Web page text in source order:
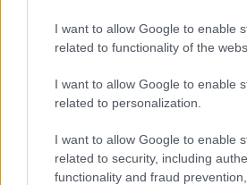
I want to allow Google to enable
related to functionality of the
I want to allow Google to enable
related to personalization.
I want to allow Google to enable
related to security, including
functionality and fraud
Continua a leggere
CALCIO